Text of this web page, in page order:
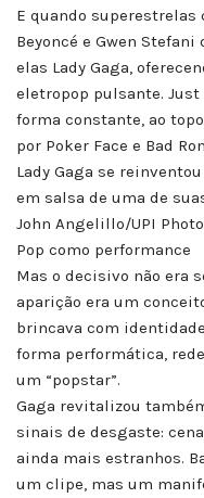
E quando superestrelas
Beyoncé e Gwen
elas Lady Gaga,
eletropop pulsante. Just
forma constante, ao
por Poker Face e Bad
Lady Gaga se
em salsa de uma de
John Angelillo/UPI
Pop como performance
Mas o decisivo não era
aparição era um
brincava com
forma performática,
um “popstar”.
Gaga revitalizou
sinais de desgaste:
ainda mais estranhos.
um clipe, mas um